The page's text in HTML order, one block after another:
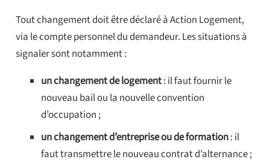
Tout changement doit être déclaré à Action Logement,
via le compte personnel du demandeur. Les situations à
signaler sont notamment :
un changement de logement: il faut fournir le
nouveau bail ou la nouvelle convention
d’occupation ;
un changement d’entreprise ou de formation: il
faut transmettre le nouveau contrat d’alternance ;